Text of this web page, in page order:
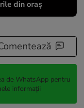
din oraș
de WhatsApp pentru
informații